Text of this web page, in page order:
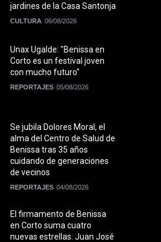
jardines de la Casa Santonja
CULTURA 06/08/2026
Unax Ugalde: "Benissa en
Corto es un festival joven
con mucho futuro"
REPORTAJES 05/08/2026
Se jubila Dolores Moral, el
alma del Centro de Salud de
Benissa tras 35 años
cuidando de generaciones
de vecinos
REPORTAJES 04/08/2026
El firmamento de Benissa
en Corto suma cuatro
nuevas estrellas: Juan José